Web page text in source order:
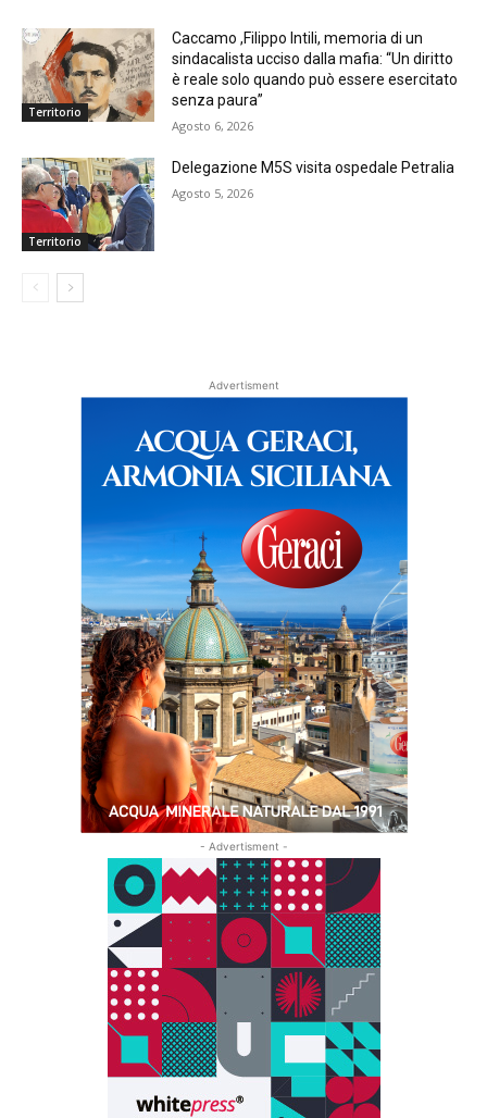
Territorio
Caccamo ,Filippo Intili, memoria di un
sindacalista ucciso dalla mafia: “Un diritto
è reale solo quando può essere esercitato
senza paura”
Agosto 6, 2026
Territorio
Delegazione M5S visita ospedale Petralia
Agosto 5, 2026
Advertisment
- Advertisment -